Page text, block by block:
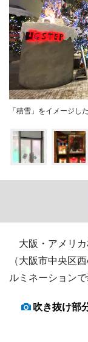
「積雪」をイメージ
大阪・アメリカ
（大阪市中央区
ルミネーションで
吹き抜け部